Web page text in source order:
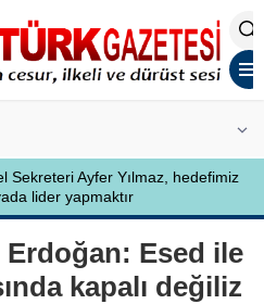
Sekreteri Ayfer Yılmaz, hedefimiz
lider yapmaktır
Erdoğan: Esed ile
kapalı değiliz